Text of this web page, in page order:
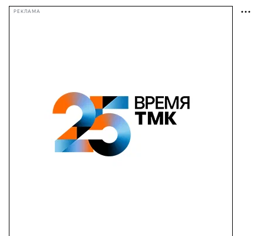
РЕКЛАМА